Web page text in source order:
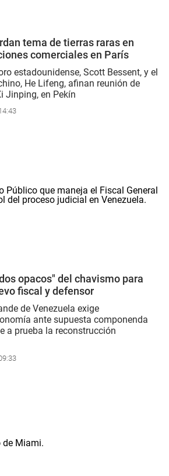
tema de tierras raras en
comerciales en París
estadounidense, Scott Bessent, y el
He Lifeng, afinan reunión de
Jinping, en Pekín
opacos" del chavismo para
fiscal y defensor
de Venezuela exige
ante supuesta componenda
a prueba la reconstrucción